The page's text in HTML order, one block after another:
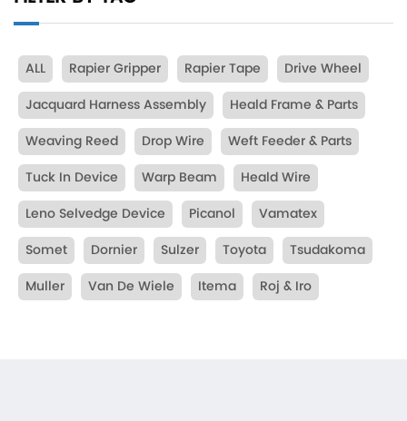
ALL Rapier Gripper Rapier Tape
Drive Wheel
Jacquard Harness Assembly
Heald Frame & Parts
Weaving Reed
Drop Wire
Weft Feeder & Parts
Tuck In Device
Warp Beam
Heald Wire
Leno Selvedge Device
Picanol
Vamatex
Somet
Dornier Sulzer Toyota
Tsudakoma
Muller
Van De Wiele Itema Roj & Iro